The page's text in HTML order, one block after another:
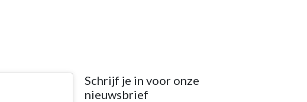
Schrijf je in voor onze
nieuwsbrief